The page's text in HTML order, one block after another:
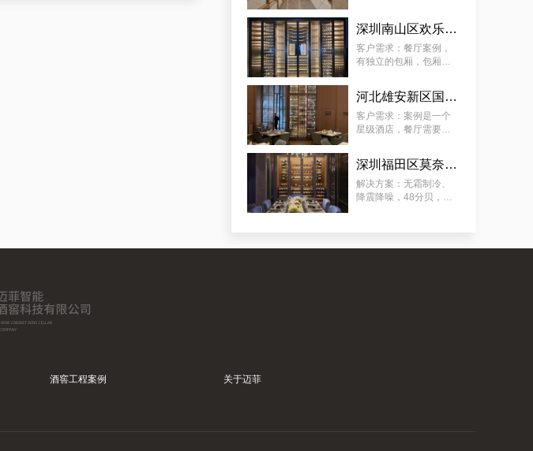
怀柔区极简酒窖红酒别墅厂商的案例观察，揭秘订做别墅山洞恒温酒窖的秘诀
温柜放红酒；恒温柜需
要有远程控制温湿度功
能 。
深圳南山区欢乐海岸社佳日本料理恒温酒柜定制案例
客户需求：餐厅案例，
有独立的包厢，包厢酒
5~22°C（ 可调 ）。主
要放：红酒、清酒、洋
酒（ 洋酒可常温 ）。
河北雄安新区国际酒店酒柜定制服务案例
客户需求：案例是一个
星级酒店，餐厅需要展
酒、清酒、啤酒，酒柜
放在显眼位置，可供客
人欣赏和选择喜欢的餐
酒，需容量尽可能大。
深圳福田区莫奈法餐厅欧式风格酒柜定制服务
解决方案：无霜制冷、
降震降噪，48分贝，适
酿；用餐厅酒柜 ，餐酒
酒窖工程案例
关于迈菲